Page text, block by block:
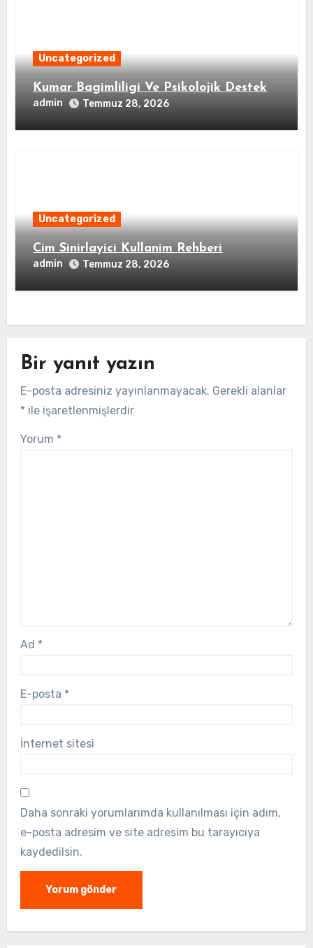
Uncategorized
Kumar Bagimliligi Ve Psikolojik Destek
admin Temmuz 28, 2026
Uncategorized
Cim Sinirlayici Kullanim Rehberi
admin Temmuz 28, 2026
Bir yanıt yazın
E-posta adresiniz yayınlanmayacak. Gerekli alanlar
* ile işaretlenmişlerdir
Yorum *
Ad *
E-posta *
İnternet sitesi
Daha sonraki yorumlarımda kullanılması için adım,
e-posta adresim ve site adresim bu tarayıcıya
kaydedilsin.